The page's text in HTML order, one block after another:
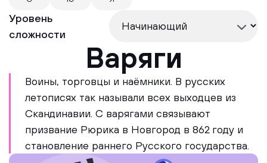
Уровень
сложности
Варяги
Воины, торговцы и наёмники. В русских
летописях так называли всех выходцев из
Скандинавии. С варягами связывают
призвание Рюрика в Новгород в 862 году и
становление раннего Русского государства.